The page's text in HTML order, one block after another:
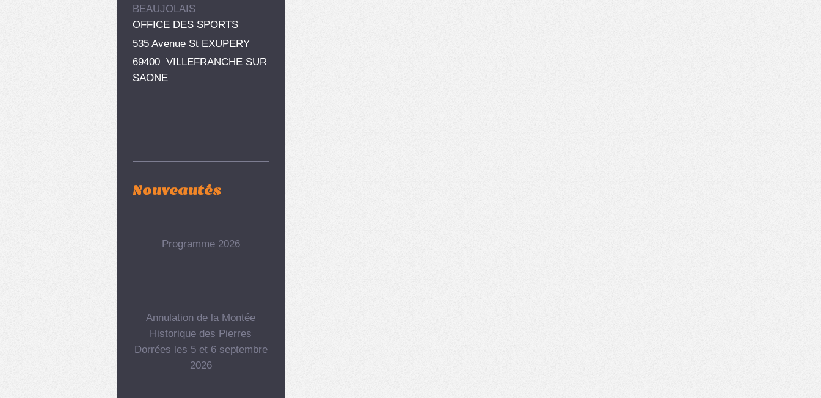
BEAUJOLAIS
OFFICE DES SPORTS
535 Avenue St EXUPERY
69400 VILLEFRANCHE SUR
SAONE
Nouveautés
Programme 2026
Annulation de la Montée
Historique des Pierres
Dorrées les 5 et 6 septembre
2026